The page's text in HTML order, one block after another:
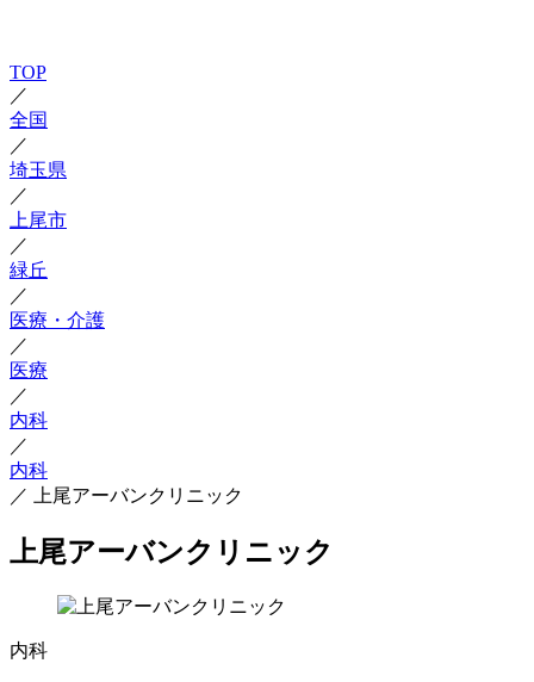
TOP
／
全国
／
埼玉県
／
上尾市
／
緑丘
／
医療・介護
／
医療
／
内科
／
内科
／
上尾アーバンクリニック
上尾アーバンクリニック
内科